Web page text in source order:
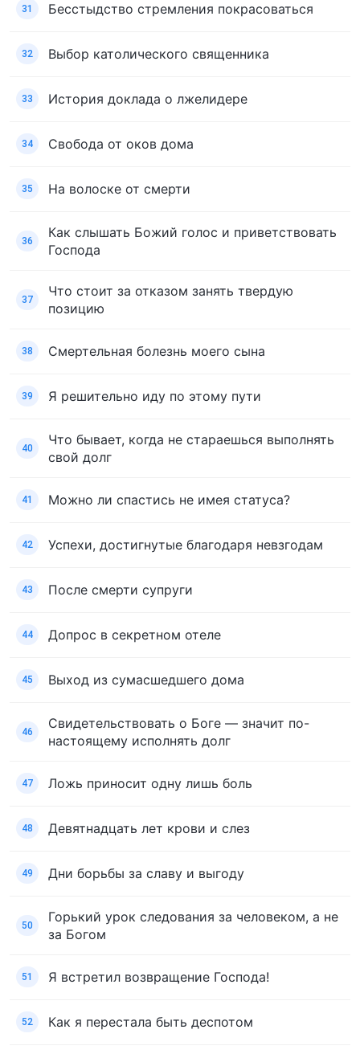
31 Бесстыдство стремления покрасоваться
32 Выбор католического священника
33 История доклада о лжелидере
34 Свобода от оков дома
35 На волоске от смерти
36
Как слышать Божий голос и приветствовать
Господа
37
Что стоит за отказом занять твердую
позицию
38 Смертельная болезнь моего сына
39 Я решительно иду по этому пути
40
Что бывает, когда не стараешься выполнять
свой долг
41 Можно ли спастись не имея статуса?
42 Успехи, достигнутые благодаря невзгодам
43 После смерти супруги
44 Допрос в секретном отеле
45 Выход из сумасшедшего дома
46
Свидетельствовать о Боге — значит по-
настоящему исполнять долг
47 Ложь приносит одну лишь боль
48 Девятнадцать лет крови и слез
49 Дни борьбы за славу и выгоду
50
Горький урок следования за человеком, а не
за Богом
51 Я встретил возвращение Господа!
52 Как я перестала быть деспотом